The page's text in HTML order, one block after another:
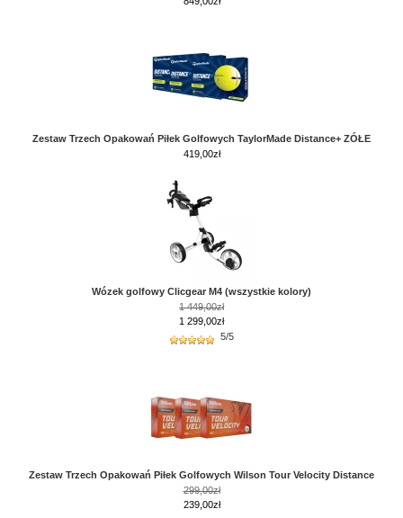
Zestaw Trzech Opakowań Piłek Golfowych TaylorMade Distance+ ZÓŁE
419,00zł
Wózek golfowy Clicgear M4 (wszystkie kolory)
1 449,00zł
1 299,00zł
5/5
Zestaw Trzech Opakowań Piłek Golfowych Wilson Tour Velocity Distance
299,00zł
239,00zł